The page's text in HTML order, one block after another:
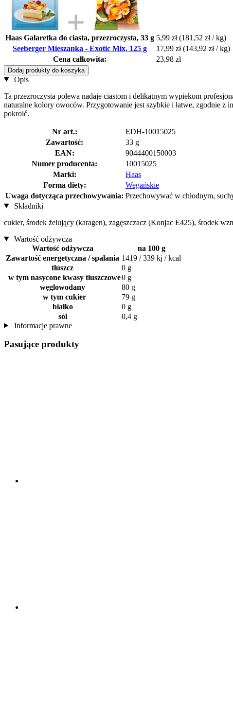
Haas Galaretka do ciasta, przezroczysta, 33 g 5,99 zł (181,52 zł / kg)
Seeberger Mieszanka - Exotic Mix, 125 g
17,99 zł (143,92 zł / kg)
Cena całkowita:
23,98 zł
Dodaj produkty do koszyka
Opis
Ta przezroczysta polewa nadaje ciastom i delikatnym wypiekom
naturalne kolory owoców. Przygotowanie jest szybkie i łatwe, zgodnie z
pokroić.
Nr art.:
EDH-10015025
Zawartość:
33 g
EAN:
9044400150003
Numer producenta:
10015025
Marki:
Haas
Forma diety:
Wegańskie
Uwaga dotycząca przechowywania: Przechowywać w chłodnym,
Składniki
cukier, środek żelujący (karagen), zagęszczacz (Konjac E425), środek
Wartość odżywcza
Wartość odżywcza
na 100 g
Zawartość energetyczna / spalania 1419 / 339 kj / kcal
tłuszcz
0 g
w tym nasycone kwasy tłuszczowe0 g
węglowodany
80 g
w tym cukier
79 g
białko
0 g
sól
0,4 g
Informacje prawne
Pasujące produkty